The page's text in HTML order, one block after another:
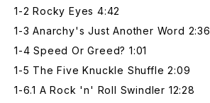
1-2 Rocky Eyes 4:42
1-3 Anarchy's Just Another Word 2:36
1-4 Speed Or Greed? 1:01
1-5 The Five Knuckle Shuffle 2:09
1-6.1 A Rock 'n' Roll Swindler 12:28